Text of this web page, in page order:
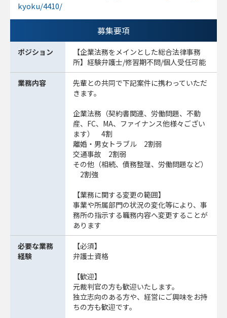
kyoku/4410/
募集要項
ポジション
【企業法務をメインとした総合法律事務
所】経験弁護士/修習期不問/個人受任可能
業務内容
先輩との共同で下記案件に携わっていただ
きます。
企業法務（契約書関連、労働問題、不動
産、FC、MA、ファイナンス他様々ござい
ます） 4割
離婚・男女トラブル 2割弱
交通事故 2割弱
その他（相続、債務整理、労働問題など）
2割強
【業務に関する変更の範囲】
事業や所属部門の状況の変化等により、事
務所の指示する職務内容へ変更することが
あります
必要な業務
経験
【必須】
弁護士資格
【歓迎】
元裁判官の方も歓迎いたします。
独立志向のある方や、経営にご興味をお持
ちの方も歓迎です。